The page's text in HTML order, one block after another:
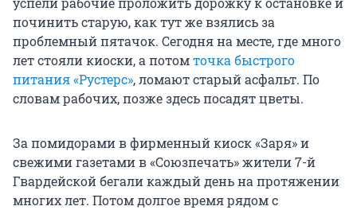
починить старую, как тут же взялись за
проблемный пятачок. Сегодня на месте, где много
лет стояли киоски, а потомточка быстрого
питания «Рустерс», ломают старый асфальт. По
словам рабочих, позже здесь посадят цветы.
За помидорами в фирменный киоск «Заря» и
свежими газетами в «Союзпечать» жители 7-й
Гвардейской бегали каждый день на протяжении
многих лет. Потом долгое время рядом с